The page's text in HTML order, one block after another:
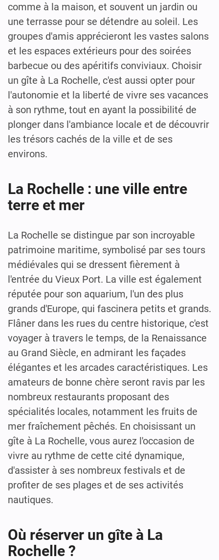
comme à la maison, et souvent un jardin ou
une terrasse pour se détendre au soleil. Les
groupes d'amis apprécieront les vastes salons
et les espaces extérieurs pour des soirées
barbecue ou des apéritifs conviviaux. Choisir
un gîte à La Rochelle, c'est aussi opter pour
l'autonomie et la liberté de vivre ses vacances
à son rythme, tout en ayant la possibilité de
plonger dans l'ambiance locale et de découvrir
les trésors cachés de la ville et de ses
environs.
La Rochelle : une ville entre
terre et mer
La Rochelle se distingue par son incroyable
patrimoine maritime, symbolisé par ses tours
médiévales qui se dressent fièrement à
l'entrée du Vieux Port. La ville est également
réputée pour son aquarium, l'un des plus
grands d'Europe, qui fascinera petits et grands.
Flâner dans les rues du centre historique, c'est
voyager à travers le temps, de la Renaissance
au Grand Siècle, en admirant les façades
élégantes et les arcades caractéristiques. Les
amateurs de bonne chère seront ravis par les
nombreux restaurants proposant des
spécialités locales, notamment les fruits de
mer fraîchement pêchés. En choisissant un
gîte à La Rochelle, vous aurez l'occasion de
vivre au rythme de cette cité dynamique,
d'assister à ses nombreux festivals et de
profiter de ses plages et de ses activités
nautiques.
Où réserver un gîte à La
Rochelle ?